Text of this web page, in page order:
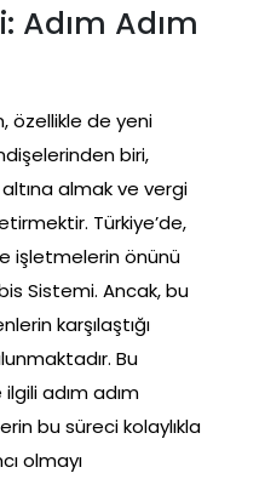
Adım Adım
özellikle de yeni
biri,
almak ve vergi
Türkiye’de,
işletmelerin önünü
Sistemi. Ancak, bu
karşılaştığı
Bu
adım adım
bu süreci kolaylıkla
olmayı